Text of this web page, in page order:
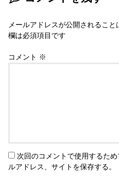
メールアドレスが公開されること
欄は必須項目です
コメント ※
次回のコメントで使用するた
ルアドレス、サイトを保存する。